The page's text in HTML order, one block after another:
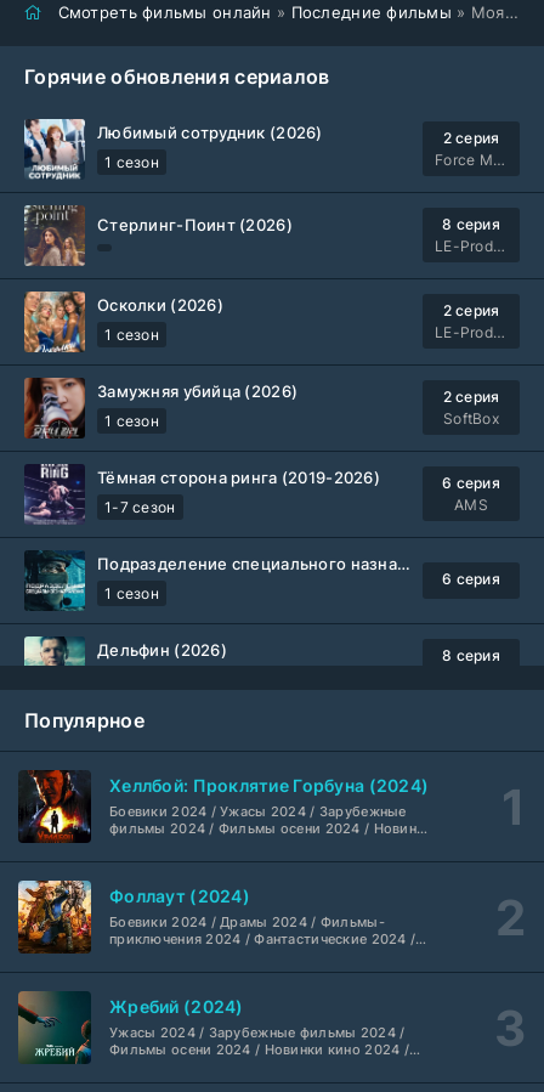
Смотреть фильмы онлайн » Последние фильмы » Моя мама - волшебница (2025)
Горячие обновления сериалов
Любимый сотрудник (2026)
1 сезон
2 серия
Force Media
Стерлинг-Поинт (2026)
8 серия
LE-Production
Осколки (2026)
1 сезон
2 серия
LE-Production
Замужняя убийца (2026)
1 сезон
2 серия
SoftBox
Тёмная сторона ринга (2019-2026)
1-7 сезон
6 серия
AMS
Подразделение специального назначения (2026)
1 сезон
6 серия
Дельфин (2026)
8 серия
Шугар (2026)
Укрытие (2026)
1-3 сезон
5 серия
HDrezka Studio
Мыс страха (2026)
1 сезон
Dragon Money Studio
Библиотекари: Следующая глава (2026) 2 серия
Популярное
Хеллбой: Проклятие Горбуна (2024)
Боевики 2024 / Ужасы 2024 / Зарубежные
фильмы 2024 / Фильмы осени 2024 / Новинки
2024 / Американские фильмы / Фильмы
высоким рейтингом / Интересные фильмы /
Крутые фильмы / Популярные фильмы
Фоллаут (2024)
Боевики 2024 / Драмы 2024 / Фильмы-
приключения 2024 / Фантастические 2024 /
смотреть / Сериалы в 4K UHD / Американские
Жребий (2024)
Ужасы 2024 / Зарубежные фильмы 2024 /
Фильмы осени 2024 / Новинки кино 2024 /
Американские фильмы / Фильмы смотреть /